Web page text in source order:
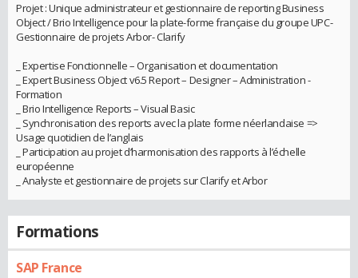
Projet : Unique administrateur et gestionnaire de reporting Business
Object / Brio Intelligence pour la plate-forme française du groupe UPC-
Gestionnaire de projets Arbor- Clarify
_ Expertise Fonctionnelle – Organisation et documentation
_ Expert Business Object v6.5 Report – Designer – Administration -
Formation
_ Brio Intelligence Reports – Visual Basic
_ Synchronisation des reports avec la plate forme néerlandaise =>
Usage quotidien de l’anglais
_ Participation au projet d’harmonisation des rapports à l’échelle
européenne
_ Analyste et gestionnaire de projets sur Clarify et Arbor
Formations
SAP France